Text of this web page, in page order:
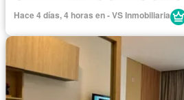
Agua
Hace 4 días, 4 horas en - VS Inmobiliaria